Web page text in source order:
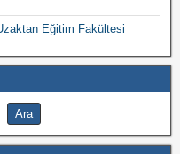
Eğitim Fakültesi